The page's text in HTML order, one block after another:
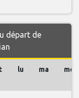
départ de
lu ma me